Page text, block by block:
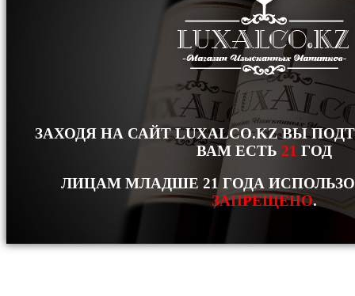
ЗАХОДЯ НА САЙТ LUXALCO.KZ ВЫ
ВАМ ЕСТЬ 21 ГОД
ЛИЦАМ МЛАДШЕ 21 ГОДА
ЗАПРЕЩЕНО.